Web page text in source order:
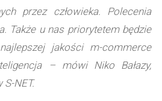
przez człowieka. Polecenia
Także u nas priorytetem będzie
jakości m-commerce
– mówi Niko Bałazy,
S-NET.